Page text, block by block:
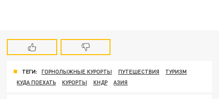
ТЕГИ: ГОРНОЛЫЖНЫЕ КУРОРТЫ ПУТЕШЕСТВИЯ
ТУРИЗМ
КУДА ПОЕХАТЬ
КУРОРТЫ КНДР АЗИЯ